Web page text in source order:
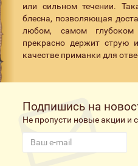
или сильном течении.
блесна, позволяющая
любом, самом
прекрасно держит струю
качестве приманки для
Подпишись на
Не пропусти новые акции и